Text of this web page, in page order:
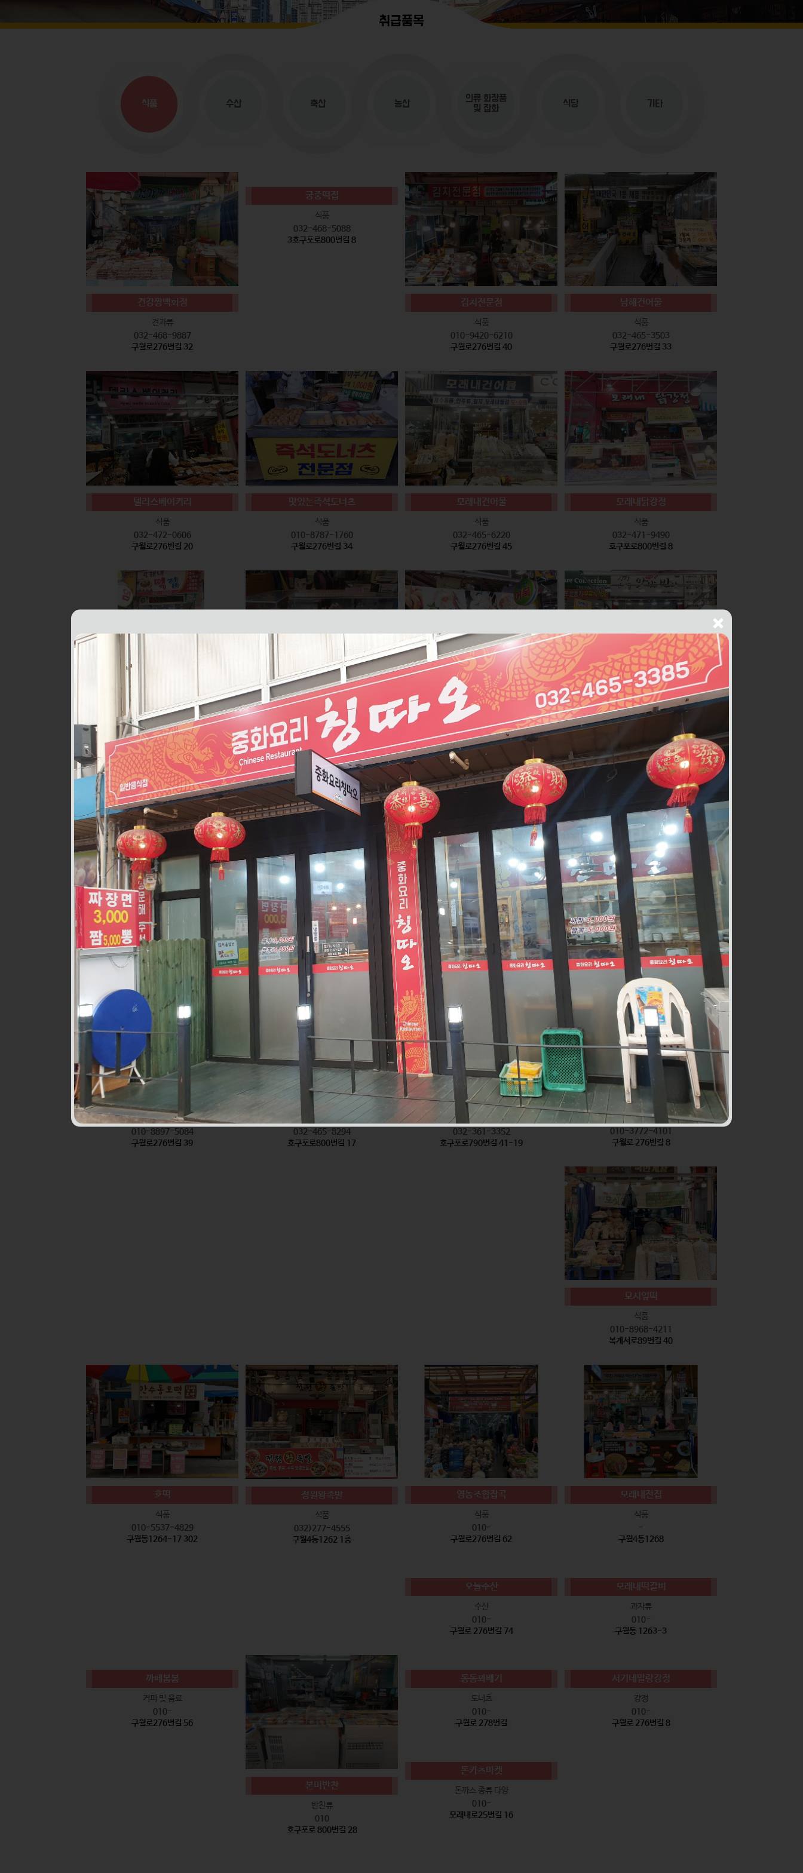
취급품목
식품 수산 축산 농산
의류 화장품
및 잡화
식당 기타
건강짱백화점
견과류
032-468-9887
구월로276번길 32
궁중떡집
식품
032-468-5088
3호구포로800번길 8
김치전문점
식품
010-9420-6210
구월로276번길 40
남해건어물
식품
032-465-3503
구월로276번길 33
델리스베이커리
식품
032-472-0606
구월로276번길 20
맛있는즉석도너츠
식품
010-8787-1760
구월로276번길 34
모래내건어물
식품
032-465-6220
구월로276번길 45
모래내닭강정
식품
032-471-9490
호구포로800번길 8
식품
032-421-1000
구월로276번길 6
모래내즉석핫바
식품
010-2626-6335
구월로276번길 61
미래반찬 / 부산어묵
010-2596-8847
구월로276번길 70 1층
싱싱건어물THE맛있는반찬
식품
구월로276번길 56
웰빙즉석손두부
식품
010-9528-3759
구월로276번길 17
윤하네건어물
식품
032-468-6024
구월로276번길 29
장수식품
식품
010-2638-2358
구월로276번길 29
전통즉석수제강정
식품
032-467-0265
호구포로800번길 28
식품
010-8897-5084
구월로276번길 39
착한탕국
032-465-8294
호구포로800번길 17
형제방앗간
식품
032-361-3352
호구포로790번길 41-19
서기네 말랑강정
식품
010-3772-4101
구월로 276번길 8
모시잎떡
식품
010-8968-4211
복개서로89번길 40
호떡
식품
010-5537-4829
구월동1264-17 302
정원왕족발
식품
032)277-4555
구월4동1262 1층
영농조합잡곡
식품
010-
구월로276번길 62
모래내전집
식품
-
구월4동1268
오늘수산
수산
010-
구월로 276번길 74
모래내떡갈비
과자류
010-
구월동 1263-3
까페봄봄
커피 및 음료
010-
구월로276번길 56
본미반찬
반찬류
010
호구포로 800번길 28
동동꽈배기
도너츠
010-
구월로 278번길
서기네말랑강정
강정
010-
구월로 276번길 8
돈카츠마켓
돈까스 종류 다양
010-
모래내로25번길 16